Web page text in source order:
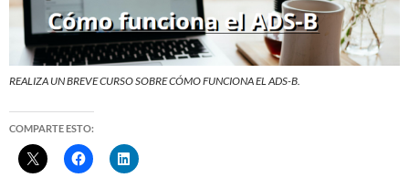
REALIZA UN BREVE CURSO SOBRE CÓMO FUNCIONA EL ADS-B.
COMPARTE ESTO: